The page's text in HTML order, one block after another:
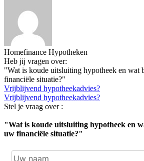
Homefinance Hypotheken
Heb jij vragen over:
"Wat is koude uitsluiting hypotheek en wat
financiële situatie?"
Vrijblijvend hypotheekadvies?
Vrijblijvend hypotheekadvies?
Stel je vraag over :
"Wat is koude uitsluiting hypotheek en
uw financiële situatie?"